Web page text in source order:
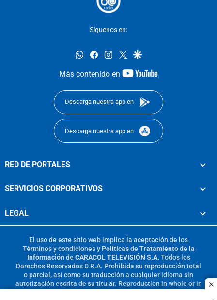
Síguenos en:
whatsappfacebookinstagram
twittergoogle
Más contenido en
youtube-
Descarga nuestra app en
Descarga nuestra app en
RED DE PORTALES
SERVICIOS CORPORATIVOS
LEGAL
El uso de este sitio web implica la aceptación de los
Términos y condicionesy Políticas de Tratamiento de la
Información de CARACOL TELEVISIÓN S.A. Todos los
Derechos Reservados D.R.A. Prohibida su reproducción total
o parcial, así como su traducción a cualquier idioma sin
autorización escrita de su titular. Reproduction in whole or in